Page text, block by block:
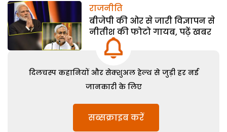
राजनीति
बीजेपी की ओर से जारी विज्ञापन से
नीतीश की फोटो गायब, पढ़ें खबर
दिलचस्प कहानियों और सेक्शुअल हेल्थ से जुड़ी हर नई
जानकारी के लिए
सब्सक्राइब करें